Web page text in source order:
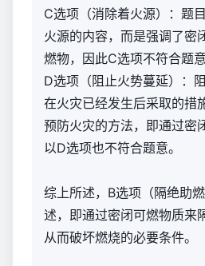
C选项（消除着火源）：题
火源的内容，而是强调了密
燃物，因此C选项不符合题意
D选项（阻止火势蔓延）：
在火灾已经发生后采取的措
预防火灾的方法，即通过密
以D选项也不符合题意。
综上所述，B选项（隔绝助
述，即通过密闭可燃物质来
从而破坏燃烧的必要条件。